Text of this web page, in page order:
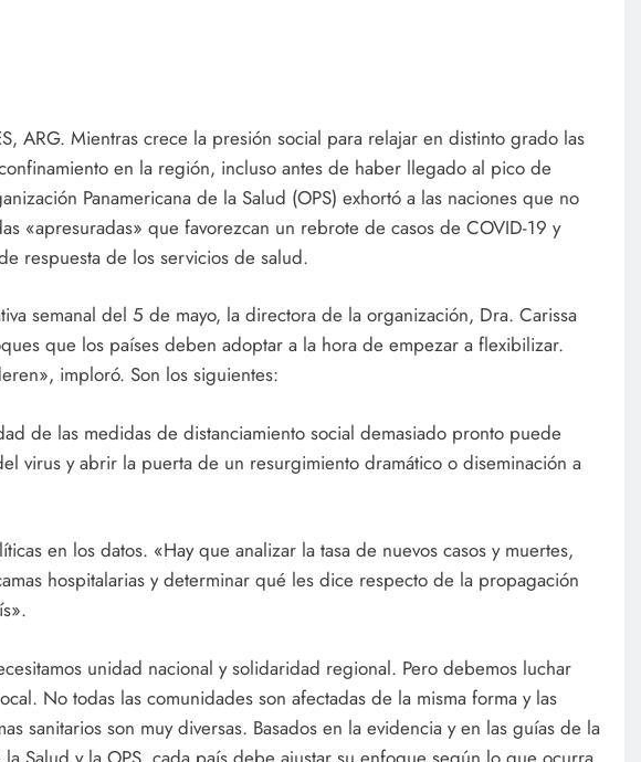
ARG. Mientras crece la presión social para relajar en distinto grado las
en la región, incluso antes de haber llegado al pico de
Panamericana de la Salud (OPS) exhortó a las naciones que no
«apresuradas» que favorezcan un rebrote de casos de COVID-19 y
respuesta de los servicios de salud.
semanal del 5 de mayo, la directora de la organización, Dra. Carissa
que los países deben adoptar a la hora de empezar a flexibilizar.
imploró. Son los siguientes:
de las medidas de distanciamiento social demasiado pronto puede
virus y abrir la puerta de un resurgimiento dramático o diseminación a
en los datos. «Hay que analizar la tasa de nuevos casos y muertes,
hospitalarias y determinar qué les dice respecto de la propagación
unidad nacional y solidaridad regional. Pero debemos luchar
No todas las comunidades son afectadas de la misma forma y las
sanitarios son muy diversas. Basados en la evidencia y en las guías de la